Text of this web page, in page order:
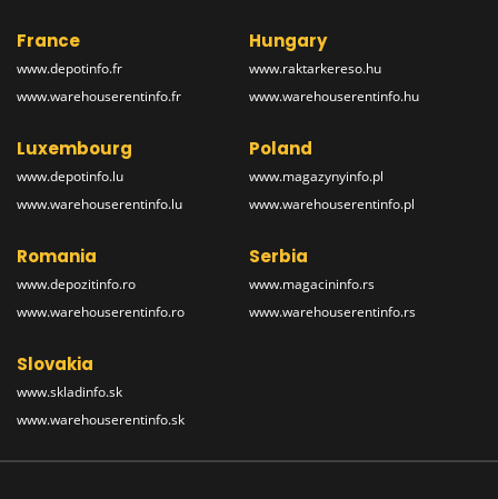
France
www.depotinfo.fr
www.warehouserentinfo.fr
Hungary
www.raktarkereso.hu
www.warehouserentinfo.hu
Luxembourg
www.depotinfo.lu
www.warehouserentinfo.lu
Poland
www.magazynyinfo.pl
www.warehouserentinfo.pl
Romania
www.depozitinfo.ro
www.warehouserentinfo.ro
Serbia
www.magacininfo.rs
www.warehouserentinfo.rs
Slovakia
www.skladinfo.sk
www.warehouserentinfo.sk